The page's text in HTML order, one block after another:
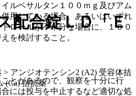
ルベサルタン１００ｍｇ及びアム
用している場合、あるいはいずれ
ロールが不十分な場合に、１００
を検討すること。
とがあるので、観察を十分に行
には投与を中止するなど適切な処
配合錠ＬＤ「Ｅ
> アンジオテンシン2 (A2) 受容体拮
(Ca) 拮抗薬